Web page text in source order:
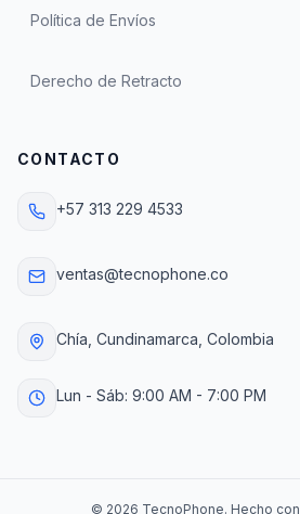
Política de Envíos
Derecho de Retracto
CONTACTO
+57 313 229 4533
ventas@tecnophone.co
Chía, Cundinamarca, Colombia
Lun - Sáb: 9:00 AM - 7:00 PM
© 2026 TecnoPhone. Hecho con